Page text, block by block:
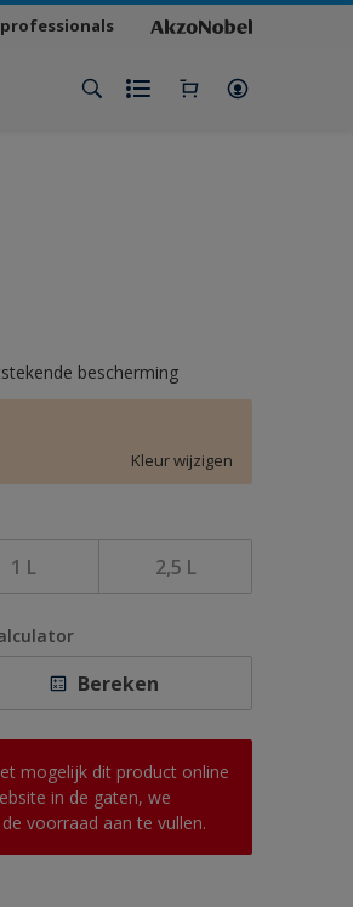
professionals
bescherming
Kleur wijzigen
1 L 2,5 L
Bereken
mogelijk dit product online
in de gaten, we
voorraad aan te vullen.